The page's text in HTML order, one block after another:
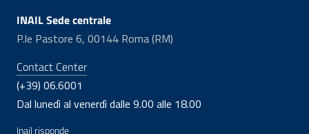
INAIL Sede centrale
P.le Pastore 6, 00144 Roma (RM)
Contact Center
(+39) 06.6001
Dal lunedì al venerdì dalle 9.00 alle 18.00
Inail risponde